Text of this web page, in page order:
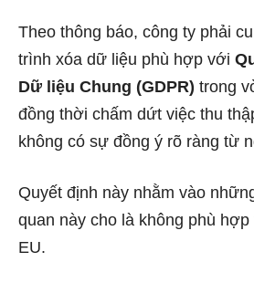
Theo thông báo, công ty phải
trình xóa dữ liệu phù hợp với
Dữ liệu Chung (GDPR) trong
đồng thời chấm dứt việc thu
không có sự đồng ý rõ ràng từ
Quyết định này nhằm vào
quan này cho là không phù
EU.